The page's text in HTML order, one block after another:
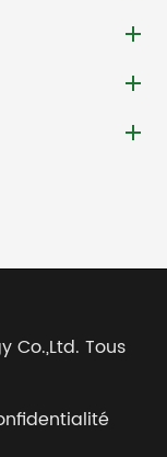
Co.,Ltd. Tous